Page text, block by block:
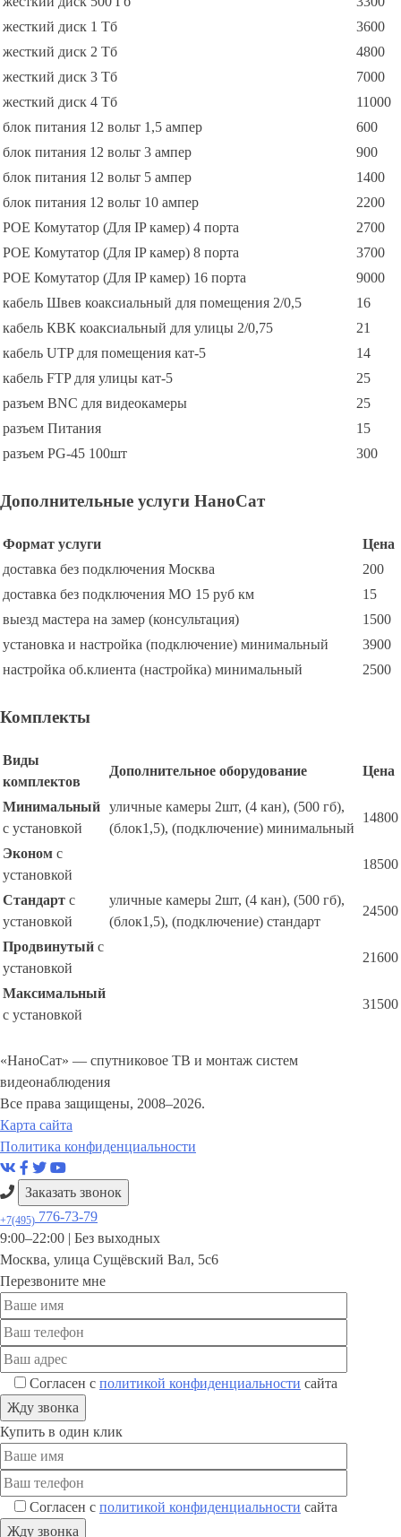
жесткий диск 1 Тб
3600
жесткий диск 2 Тб
4800
жесткий диск 3 Тб
7000
жесткий диск 4 Тб
11000
блок питания 12 вольт 1,5 ампер
600
блок питания 12 вольт 3 ампер
900
блок питания 12 вольт 5 ампер
1400
блок питания 12 вольт 10 ампер
2200
POE Комутатор (Для IP камер) 4 порта
2700
POE Комутатор (Для IP камер) 8 порта
3700
POE Комутатор (Для IP камер) 16 порта
9000
кабель Швев коаксиальный для помещения 2/0,5
16
кабель КВК коаксиальный для улицы 2/0,75
21
кабель UTP для помещения кат-5
14
кабель FTP для улицы кат-5
25
разъем BNC для видеокамеры
25
разъем Питания
15
разъем PG-45 100шт
300
Дополнительные услуги НаноСат
Формат услуги
Цена
доставка без подключения Москва
200
доставка без подключения МО 15 руб км
15
выезд мастера на замер (консультация)
1500
установка и настройка (подключение) минимальный
3900
настройка об.клиента (настройка) минимальный
2500
Комплекты
Виды
комплектов
Дополнительное оборудование Цена
Минимальный
с установкой
уличные камеры 2шт, (4 кан), (500 гб),
(блок1,5), (подключение) минимальный
14800
Эконом с
установкой
18500
Стандарт с
установкой
уличные камеры 2шт, (4 кан), (500 гб),
(блок1,5), (подключение) стандарт
24500
Продвинутый с
установкой
21600
Максимальный
с установкой
31500
«НаноСат» — спутниковое ТВ и монтаж систем
видеонаблюдения
Все права защищены, 2008–2026.
Карта сайта
Политика конфиденциальности
Заказать звонок
+7(495) 776-73-79
9:00–22:00 | Без выходных
Москва, улица Сущёвский Вал, 5с6
Перезвоните мне
Согласен с политикой конфиденциальности сайта
Купить в один клик
Согласен с политикой конфиденциальности сайта